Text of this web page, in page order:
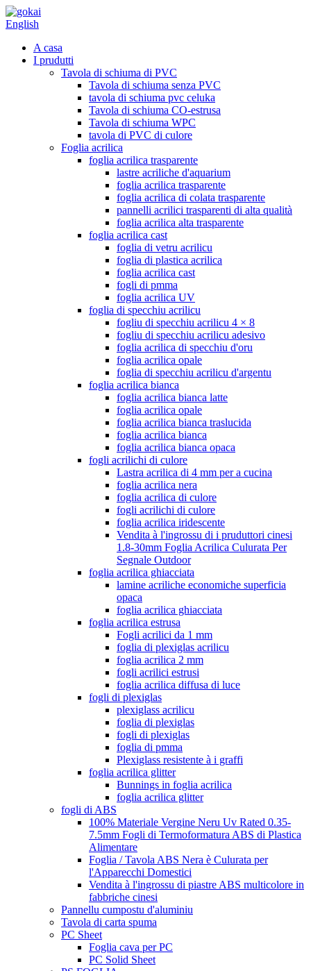
English
A casa
I prudutti
Tavola di schiuma di PVC
Tavola di schiuma senza PVC
tavola di schiuma pvc celuka
Tavola di schiuma CO-estrusa
Tavola di schiuma WPC
tavola di PVC di culore
Foglia acrilica
foglia acrilica trasparente
lastre acriliche d'aquarium
foglia acrilica trasparente
foglia acrilica di colata trasparente
pannelli acrilici trasparenti di alta qualità
foglia acrilica alta trasparente
foglia acrilica cast
foglia di vetru acrilicu
foglia di plastica acrilica
foglia acrilica cast
fogli di pmma
foglia acrilica UV
foglia di specchiu acrilicu
fogliu di specchiu acrilicu 4 × 8
fogliu di specchiu acrilicu adesivo
foglia acrilica di specchiu d'oru
foglia acrilica opale
foglia di specchiu acrilicu d'argentu
foglia acrilica bianca
foglia acrilica bianca latte
foglia acrilica opale
foglia acrilica bianca traslucida
foglia acrilica bianca
foglia acrilica bianca opaca
fogli acrilichi di culore
Lastra acrilica di 4 mm per a cucina
foglia acrilica nera
foglia acrilica di culore
fogli acrilichi di culore
foglia acrilica iridescente
Vendita à l'ingrossu di i pruduttori cinesi
1.8-30mm Foglia Acrilica Culurata Per
Segnale Outdoor
foglia acrilica ghiacciata
lamine acriliche economiche superficia
opaca
foglia acrilica ghiacciata
foglia acrilica estrusa
Fogli acrilici da 1 mm
foglia di plexiglas acrilicu
foglia acrilica 2 mm
fogli acrilici estrusi
foglia acrilica diffusa di luce
fogli di plexiglas
plexiglass acrilicu
foglia di plexiglas
fogli di plexiglas
foglia di pmma
Plexiglass resistente à i graffi
foglia acrilica glitter
Bunnings in foglia acrilica
foglia acrilica glitter
fogli di ABS
100% Materiale Vergine Neru Uv Rated 0.35-
7.5mm Fogli di Termoformatura ABS di Plastica
Alimentare
Foglia / Tavola ABS Nera è Culurata per
l'Apparecchi Domestici
Vendita à l'ingrossu di piastre ABS multicolore in
fabbriche cinesi
Pannellu cumpostu d'aluminiu
Tavola di carta spuma
PC Sheet
Foglia cava per PC
PC Solid Sheet